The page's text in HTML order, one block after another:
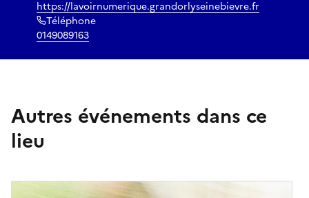
https://lavoirnumerique.grandorlyseinebievre.fr
Téléphone
0149089163
Autres événements dans ce
lieu